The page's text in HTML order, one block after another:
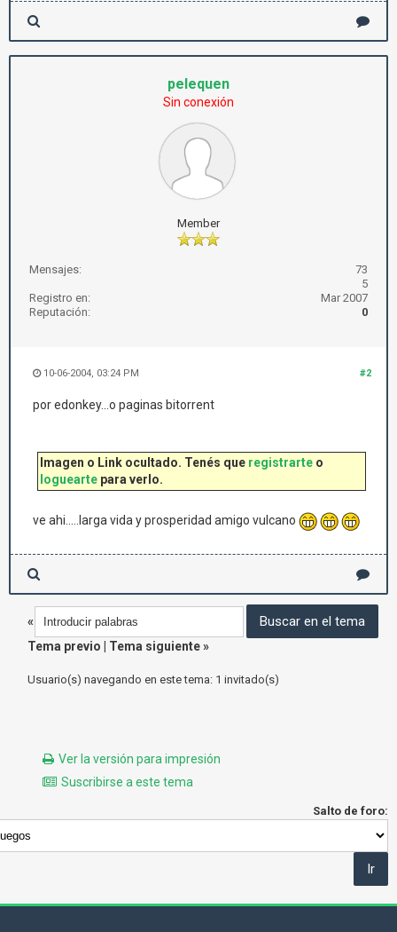
pelequen
Sin conexión
Member
Mensajes:
73
5
Registro en:
Mar 2007
Reputación:
0
#2
10-06-2004, 03:24 PM
por edonkey...o paginas bitorrent
Imagen o Link ocultado. Tenés que registrarte o
loguearte para verlo.
ve ahi.....larga vida y prosperidad amigo vulcano
«
Tema previo
Tema siguiente»
Usuario(s) navegando en este tema: 1 invitado(s)
Ver la versión para impresión
Suscribirse a este tema
Salto de foro: